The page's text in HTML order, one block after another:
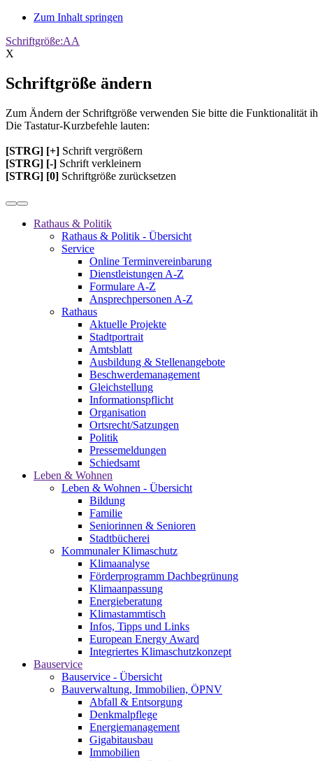
Zum Inhalt springen
Schriftgröße:AA
X
Schriftgröße ändern
Zum Ändern der Schriftgröße verwenden Sie bitte die Funktionalität
Die Tastatur-Kurzbefehle lauten:
[STRG] [+] Schrift vergrößern
[STRG] [-] Schrift verkleinern
[STRG] [0] Schriftgröße zurücksetzen
Rathaus & Politik
Rathaus & Politik - Übersicht
Service
Online Terminvereinbarung
Dienstleistungen A-Z
Formulare A-Z
Ansprechpersonen A-Z
Rathaus
Aktuelle Projekte
Stadtportrait
Amtsblatt
Ausbildung & Stellenangebote
Beschwerdemanagement
Gleichstellung
Informationspflicht
Organisation
Ortsrecht/Satzungen
Politik
Pressemeldungen
Schiedsamt
Leben & Wohnen
Leben & Wohnen - Übersicht
Bildung
Familie
Seniorinnen & Senioren
Stadtbücherei
Kommunaler Klimaschutz
Klimaanalyse
Förderprogramm Dachbegrünung
Klimaanpassung
Energieberatung
Klimastammtisch
Infos, Tipps und Links
European Energy Award
Integriertes Klimaschutzkonzept
Bauservice
Bauservice - Übersicht
Bauverwaltung, Immobilien, ÖPNV
Abfall & Entsorgung
Denkmalpflege
Energiemanagement
Gigabitausbau
Immobilien